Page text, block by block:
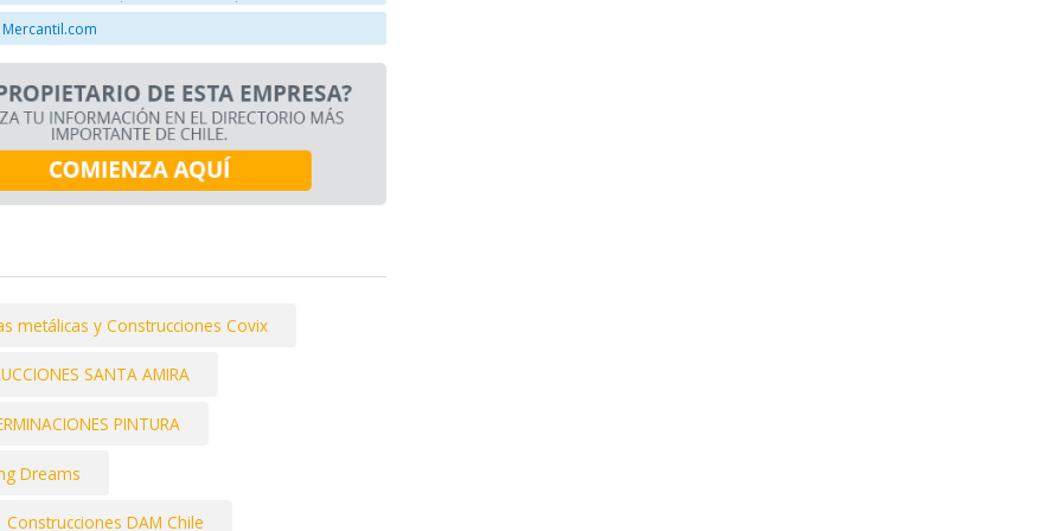
metálicas y Construcciones Covix
SANTA AMIRA
PINTURA
Dreams
Construcciones DAM Chile